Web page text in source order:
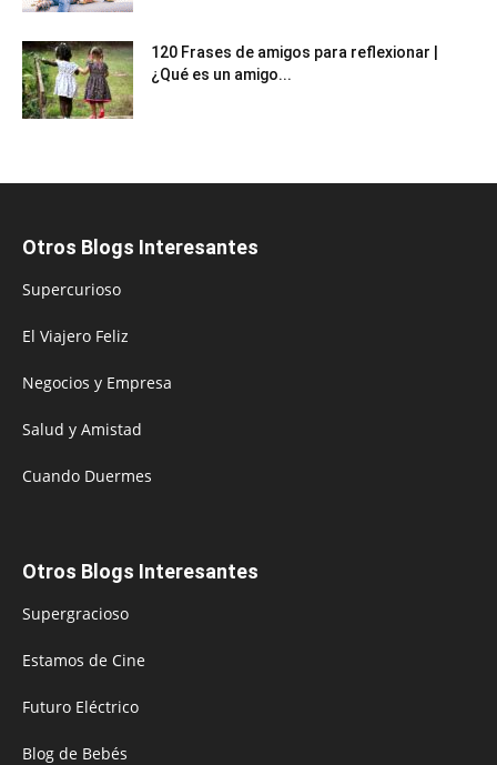
120 Frases de amigos para reflexionar |
¿Qué es un amigo...
Otros Blogs Interesantes
Supercurioso
El Viajero Feliz
Negocios y Empresa
Salud y Amistad
Cuando Duermes
Otros Blogs Interesantes
Supergracioso
Estamos de Cine
Futuro Eléctrico
Blog de Bebés